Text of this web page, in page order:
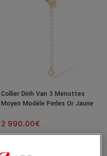
Collier Dinh Van 3 Menottes
Moyen Modèle Perles Or Jaune
2 990.00€
24H